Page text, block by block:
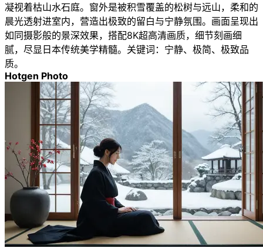
凝视着枯山水石庭。窗外是被积雪覆盖的松树与远山，柔和的
晨光透射进室内，营造出极致的留白与宁静氛围。画面呈现出
如同摄影般的景深效果，搭配8K超高清画质，细节刻画细
腻，尽显日本传统美学精髓。关键词：宁静、极简、极致品
质。
Hotgen Photo